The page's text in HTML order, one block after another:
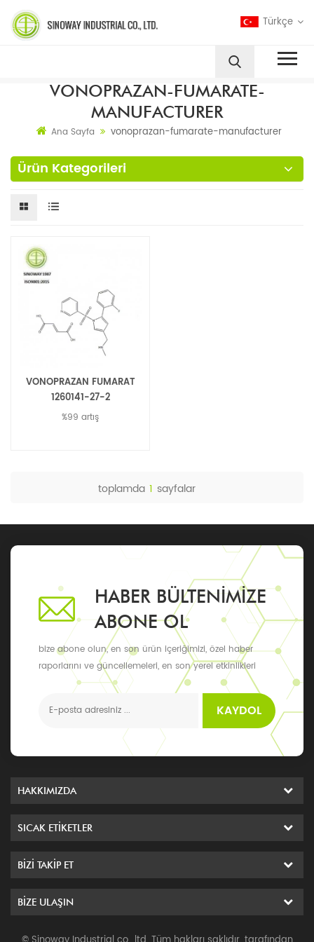
Türkçe
VONOPRAZAN-FUMARATE-
MANUFACTURER
Ana Sayfa vonoprazan-fumarate-manufacturer
Ürün Kategorileri
VONOPRAZAN FUMARAT
1260141-27-2
%99 artış
toplamda 1 sayfalar
HABER BÜLTENIMIZE
ABONE OL
bize abone olun, en son ürün içeriğimizi, özel haber
raporlarını ve güncellemeleri, en son yerel etkinlikleri
alabilirsiniz
KAYDOL
HAKKIMIZDA
SICAK ETIKETLER
BIZI TAKIP ET
BIZE ULAŞIN